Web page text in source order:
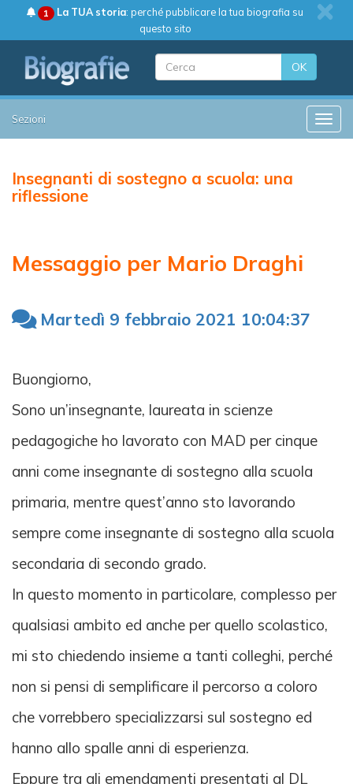
1 La TUA storia: perché pubblicare la tua biografia su
questo sito
OK
Sezioni
Insegnanti di sostegno a scuola: una
riflessione
Messaggio per Mario Draghi
Martedì 9 febbraio 2021 10:04:37
Buongiorno,
Sono un’insegnante, laureata in scienze
pedagogiche ho lavorato con MAD per cinque
anni come insegnante di sostegno alla scuola
primaria, mentre quest’anno sto lavorando
sempre come insegnante di sostegno alla scuola
secondaria di secondo grado.
In questo momento in particolare, complesso per
qualsiasi ambito ed anche per quello scolastico,
mi sto chiedendo insieme a tanti colleghi, perché
non si pensi di semplificare il percorso a coloro
che vorrebbero specializzarsi sul sostegno ed
hanno allo spalle anni di esperienza.
Eppure tra gli emendamenti presentati al DL